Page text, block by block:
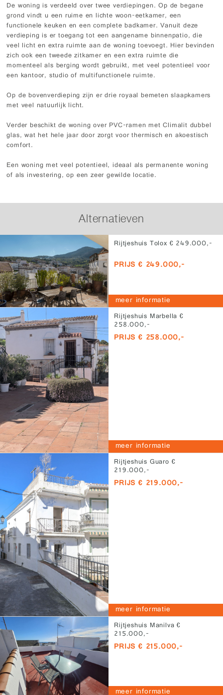
De woning is verdeeld over twee verdiepingen. Op de begane
grond vindt u een ruime en lichte woon-eetkamer, een
functionele keuken en een complete badkamer. Vanuit deze
verdieping is er toegang tot een aangename binnenpatio, die
veel licht en extra ruimte aan de woning toevoegt. Hier bevinden
zich ook een tweede zitkamer en een extra ruimte die
momenteel als berging wordt gebruikt, met veel potentieel voor
een kantoor, studio of multifunctionele ruimte.
Op de bovenverdieping zijn er drie royaal bemeten slaapkamers
met veel natuurlijk licht.
Verder beschikt de woning over PVC-ramen met Climalit dubbel
glas, wat het hele jaar door zorgt voor thermisch en akoestisch
comfort.
Een woning met veel potentieel, ideaal als permanente woning
of als investering, op een zeer gewilde locatie.
Alternatieven
Rijtjeshuis Tolox € 249.000,-
PRIJS € 249.000,-
meer informatie
Rijtjeshuis Marbella €
258.000,-
PRIJS € 258.000,-
meer informatie
Rijtjeshuis Guaro €
219.000,-
PRIJS € 219.000,-
meer informatie
Rijtjeshuis Manilva €
215.000,-
PRIJS € 215.000,-
meer informatie